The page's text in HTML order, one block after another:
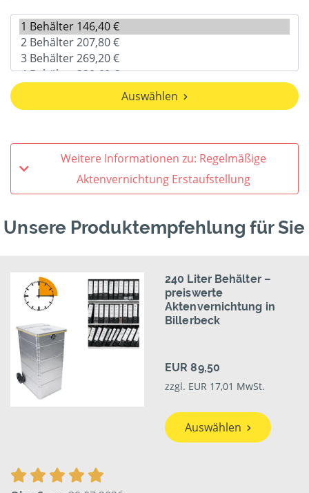
Auswählen
Weitere Informationen zu: Regelmäßige
Aktenvernichtung Erstaufstellung
Unsere Produktempfehlung für Sie
240 Liter Behälter –
preiswerte
Aktenvernichtung in
Billerbeck
EUR 89,50
zzgl. EUR 17,01 MwSt.
Auswählen